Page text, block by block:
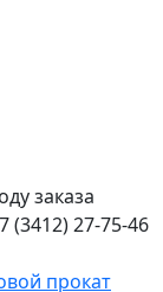
заказа
(3412) 27-75-46
прокат